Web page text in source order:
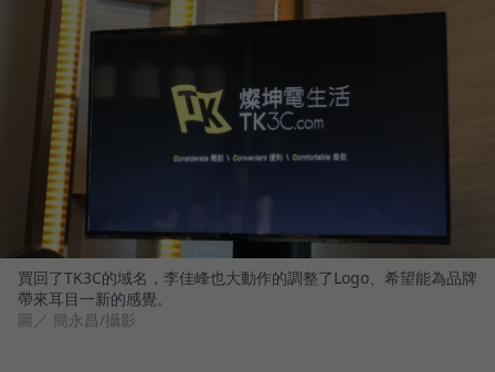
買回了TK3C的域名，李佳峰也大動作的調整了Logo、希望能為品牌
帶來耳目一新的感覺。
圖／ 簡永昌/攝影